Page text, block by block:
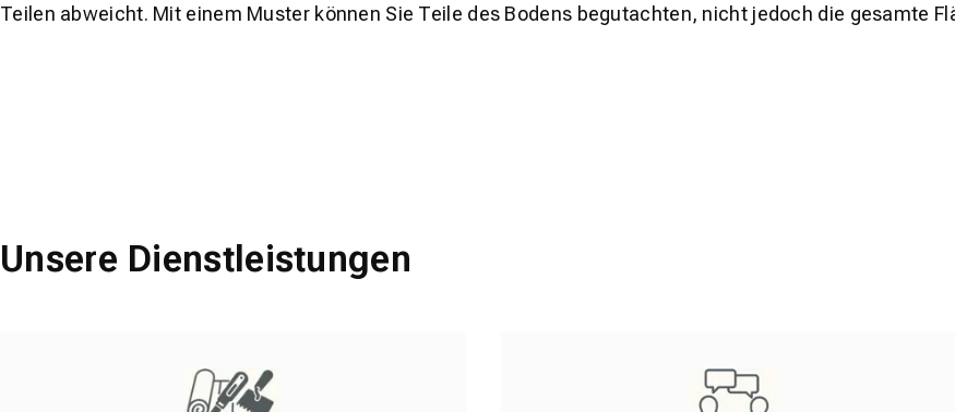
Teilen abweicht. Mit einem Muster können Sie Teile des Bodens begutachten, nicht jedoch die gesamte
Unsere Dienstleistungen